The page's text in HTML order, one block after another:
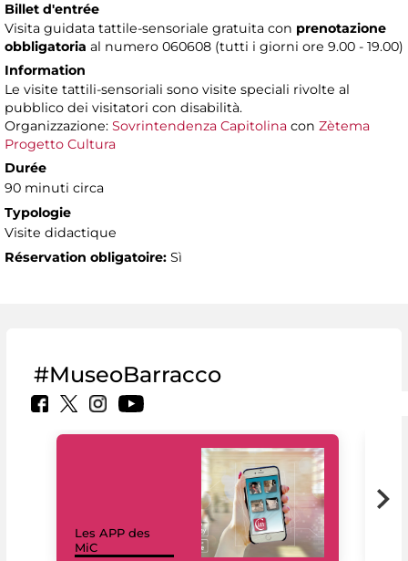
Billet d'entrée
Visita guidata tattile-sensoriale gratuita con prenotazione
obbligatoria al numero 060608 (tutti i giorni ore 9.00 - 19.00)
Information
Le visite tattili-sensoriali sono visite speciali rivolte al
pubblico dei visitatori con disabilità.
Organizzazione: Sovrintendenza Capitolina con Zètema
Progetto Cultura
Durée
90 minuti circa
Typologie
Visite didactique
Réservation obligatoire: Sì
#MuseoBarracco
Les APP des
MiC